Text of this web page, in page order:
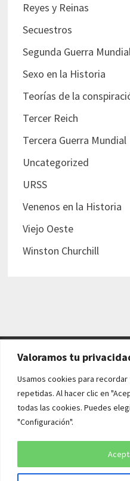
Valoramos tu
Usamos cookies para
repetidas. Al hacer clic en
todas las cookies. Puedes
"Configuración".
Reyes y Reinas
Secuestros
Segunda Guerra
Sexo en la Historia
Teorías de la
Tercer Reich
Tercera Guerra Mundial
Uncategorized
URSS
Venenos en la Historia
Viejo Oeste
Winston Churchill
AVISO LEGAL Y
Aviso legal
Política de cookies